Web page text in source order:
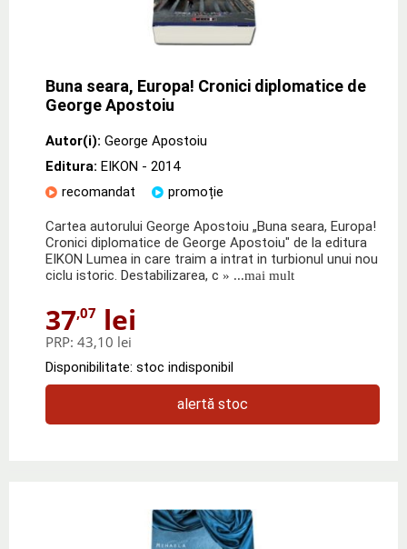
Buna seara, Europa! Cronici diplomatice de
George Apostoiu
Autor(i): George Apostoiu
Editura: EIKON - 2014
recomandat
promoție
Cartea autorului George Apostoiu „Buna seara, Europa!
Cronici diplomatice de George Apostoiu" de la editura
EIKON Lumea in care traim a intrat in turbionul unui nou
ciclu istoric. Destabilizarea, c » ...mai mult
37,07 lei
PRP: 43,10 lei
Disponibilitate: stoc indisponibil
alertă stoc